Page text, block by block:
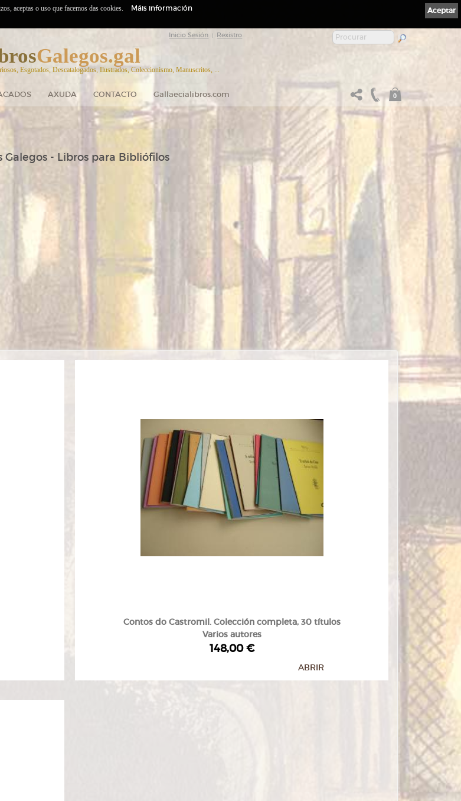
Inicio Sesión Rexistro
Galegos.gal
Esgotados, Descatalogados, Ilustrados, Coleccionismo, Manuscritos, ...
AXUDA CONTACTO Gallaecialibros.com 0
Galegos - Libros para Bibliófilos
Contos do Castromil. Colección completa, 30 títulos
Varios autores
148,00 €
ABRIR
Aceptar
aceptas o uso que facemos das cookies. Máis información